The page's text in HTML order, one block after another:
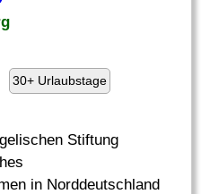
30+ Urlaubstage
Stiftung
in Norddeutschland